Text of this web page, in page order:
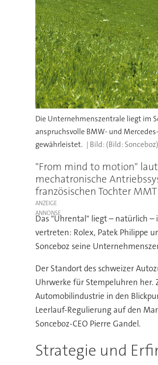
Die Unternehmenszentrale liegt im
anspruchsvolle BMW- und
gewährleistet.
(Bild: Sonceboz)
"From mind to motion"
mechatronische
französischen Tochter
ANZEIGE
Das "Uhrental" liegt – natürlich –
vertreten: Rolex, Patek Philippe
Sonceboz seine
Der Standort des schweizer
Uhrwerke für Stempeluhren her.
Automobilindustrie in den
Leerlauf-Regulierung auf den
Sonceboz-CEO Pierre Gandel.
Strategie und